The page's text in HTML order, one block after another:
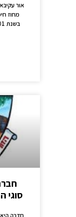
אור
מחוז
סוגי